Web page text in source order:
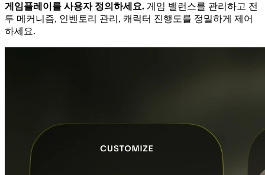
게임플레이를 사용자 정의하세요. 게임 밸런스를 관리하고 전
투 메커니즘, 인벤토리 관리, 캐릭터 진행도를 정밀하게 제어
하세요.